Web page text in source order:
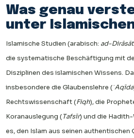
Was genau
unter
Islamische Studien (arabisch: ad-
die systematische Beschäftigung mit
Disziplinen des islamischen Wissens.
insbesondere die Glaubenslehre (ʿAqīda
Rechtswissenschaft (Fiqh), die
Koranauslegung (Tafsīr) und die
es, den Islam aus seinen authentischen